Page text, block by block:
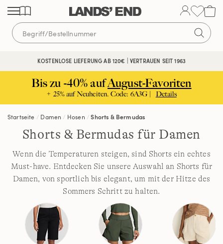
Direkt
zum
Inhalt
Direkt
zur
Navigation
Direkt
zur
Suche
KOSTENLOSE LIEFERUNG AB 120€ | VERTRAUEN SEIT 1963
Bis zu -40% aufAugust-Favoriten
+ 25% auf Neuheiten. Code: 6A3G | Details
Startseite Damen Hosen Shorts & Bermudas
Shorts & Bermudas für Damen
Wenn die Temperaturen steigen, sind Shorts ein echtes
Must-have. Entdecken Sie unsere Auswahl an Shorts für
Damen, von sportlich bis elegant, um mit der Hitze des
Sommers Schritt zu halten.